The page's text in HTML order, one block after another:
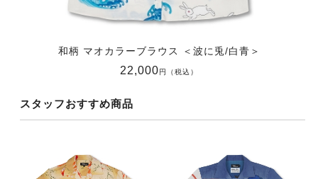
和柄 マオカラーブラウス ＜波に兎/白青＞
22,000円（税込）
スタッフおすすめ商品